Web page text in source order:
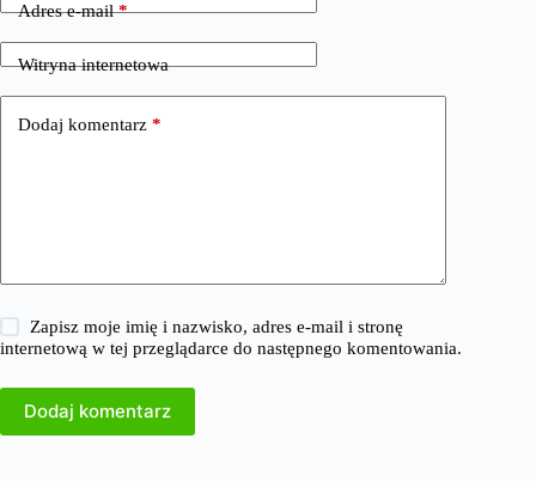
Adres e-mail*
Witryna internetowa
Dodaj komentarz *
Zapisz moje imię i nazwisko, adres e-mail i stronę
internetową w tej przeglądarce do następnego komentowania.
Dodaj komentarz